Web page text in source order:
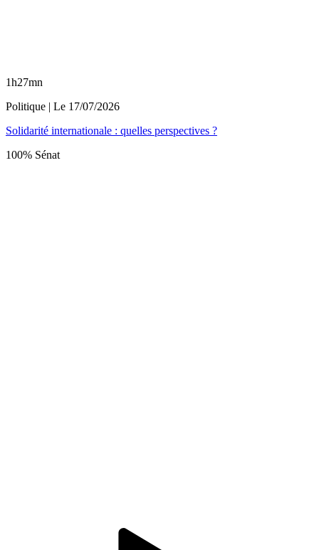
1h27mn
Politique | Le 17/07/2026
Solidarité internationale : quelles perspectives ?
100% Sénat